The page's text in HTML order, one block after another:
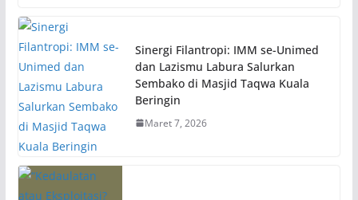
Sinergi Filantropi: IMM se-Unimed
dan Lazismu Labura Salurkan
Sembako di Masjid Taqwa Kuala
Beringin
Maret 7, 2026